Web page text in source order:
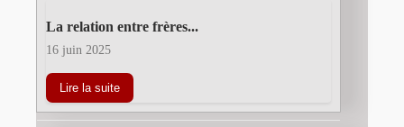
La relation entre frères...
16 juin 2025
Lire la suite